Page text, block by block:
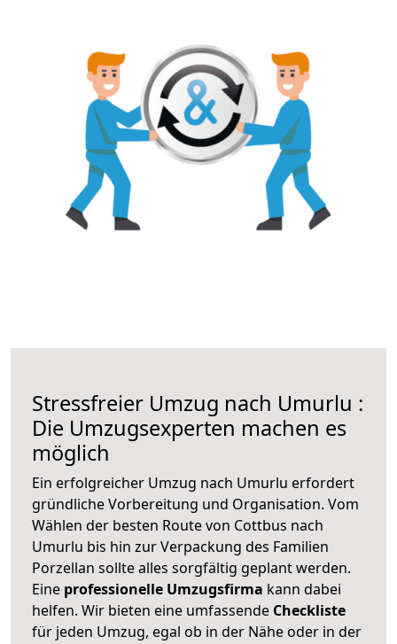
Stressfreier Umzug nach Umurlu :
Die Umzugsexperten machen es
möglich
Ein erfolgreicher Umzug nach Umurlu erfordert
gründliche Vorbereitung und Organisation. Vom
Wählen der besten Route von Cottbus nach
Umurlu bis hin zur Verpackung des Familien
Porzellan sollte alles sorgfältig geplant werden.
Eine professionelle Umzugsfirma kann dabei
helfen. Wir bieten eine umfassende Checkliste
für jeden Umzug, egal ob in der Nähe oder in der